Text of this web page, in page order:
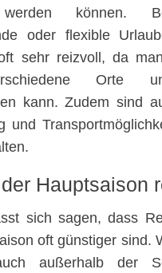
können.
oder flexible
sehr reizvoll, da
Orte
kann. Zudem sind
und
Hauptsaison
sich sagen, dass
oft günstiger sind.
außerhalb der